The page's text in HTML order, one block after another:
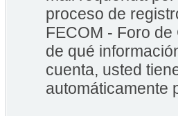
proceso de
FECOM - Foro
de qué
cuenta, usted
automáticamente